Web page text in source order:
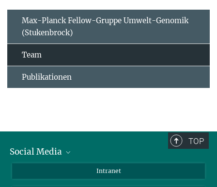
Max-Planck Fellow-Gruppe Umwelt-Genomik
(Stukenbrock)
Team
Publikationen
TOP
Social Media
LinkedIn
Intranet